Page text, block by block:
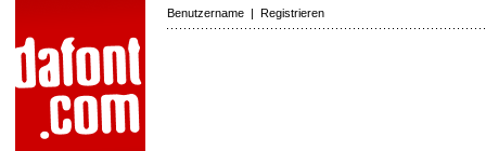
Benutzername | Registrieren